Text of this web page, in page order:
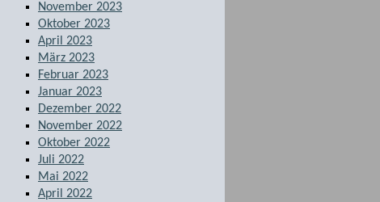
November 2023
Oktober 2023
April 2023
März 2023
Februar 2023
Januar 2023
Dezember 2022
November 2022
Oktober 2022
Juli 2022
Mai 2022
April 2022